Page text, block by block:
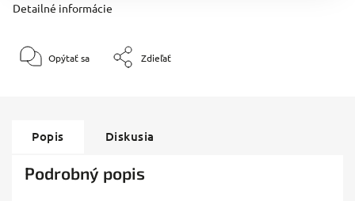
Detailné informácie
Opýtať sa Zdieľať
Popis Diskusia
Podrobný popis